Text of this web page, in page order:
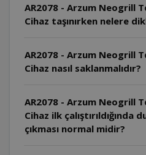
AR2078 - Arzum Neogrill
Cihaz taşınırken nelere
AR2078 - Arzum Neogrill
Cihaz nasıl saklanmalıdır?
AR2078 - Arzum Neogrill
Cihaz ilk çalıştırıldığında
çıkması normal midir?